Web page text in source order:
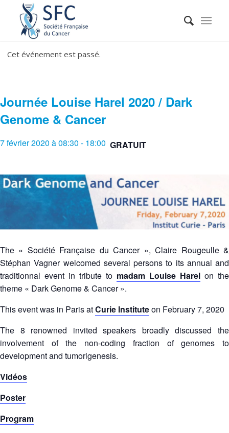
Cet événement est passé.
Journée Louise Harel 2020 / Dark
Genome & Cancer
7 février 2020 à 08:30 - 18:00 GRATUIT
The « Société Française du Cancer », Claire Rougeulle &
Stéphan Vagner welcomed several persons to its annual and
traditionnal event in tribute to madam Louise Harel on the
theme « Dark Genome & Cancer ».
This event was in Paris atCurie Instituteon February 7, 2020
The 8 renowned invited speakers broadly discussed the
involvement of the non-coding fraction of genomes to
development and tumorigenesis.
Vidéos
Poster
Program